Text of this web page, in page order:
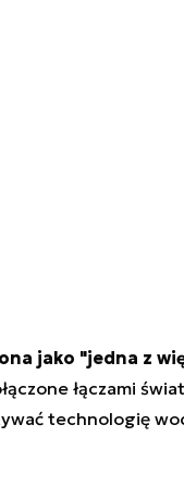
jako "jedna z
łączami
technologię